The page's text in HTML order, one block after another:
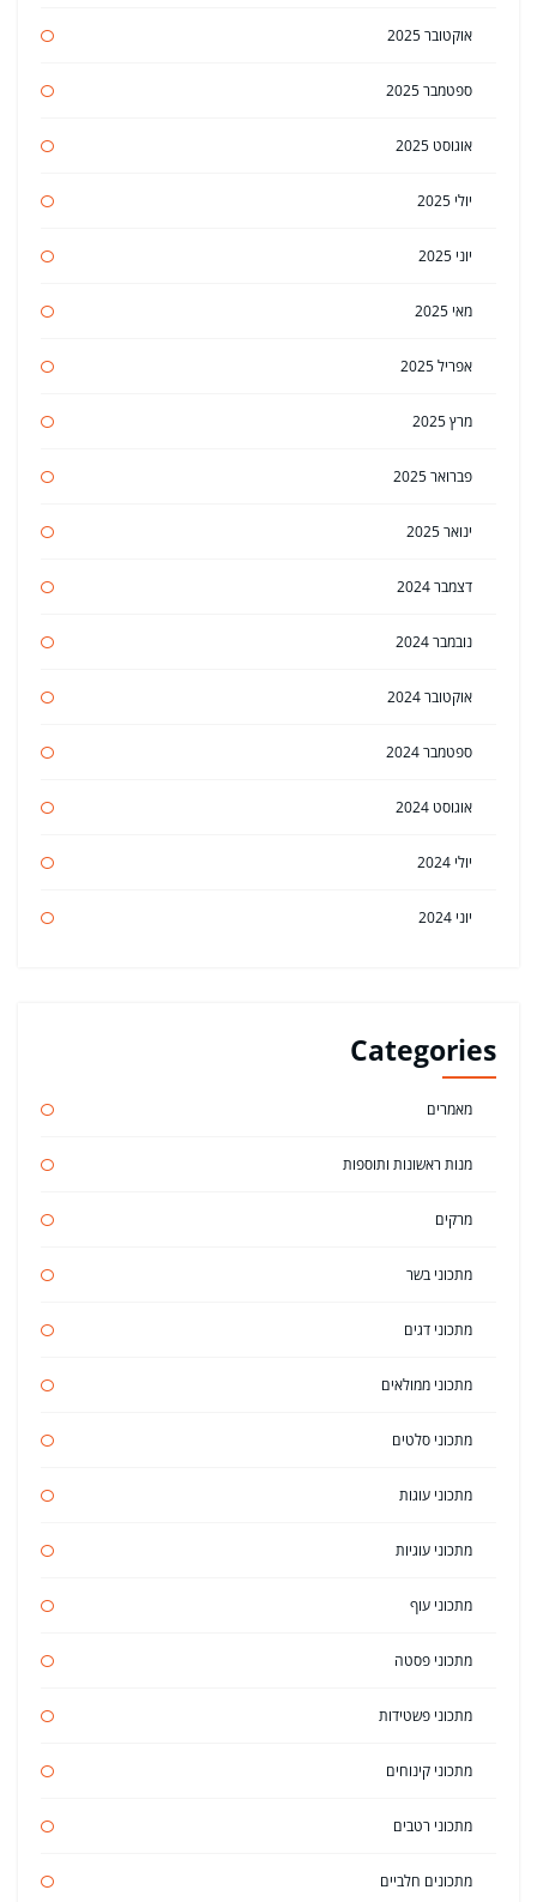
אוקטובר 2025
ספטמבר 2025
אוגוסט 2025
יולי 2025
יוני 2025
מאי 2025
אפריל 2025
מרץ 2025
פברואר 2025
ינואר 2025
דצמבר 2024
נובמבר 2024
אוקטובר 2024
ספטמבר 2024
אוגוסט 2024
יולי 2024
יוני 2024
Categories
מאמרים
מנות ראשונות ותוספות
מרקים
מתכוני בשר
מתכוני דגים
מתכוני ממולאים
מתכוני סלטים
מתכוני עוגות
מתכוני עוגיות
מתכוני עוף
מתכוני פסטה
מתכוני פשטידות
מתכוני קינוחים
מתכוני רטבים
מתכונים חלביים